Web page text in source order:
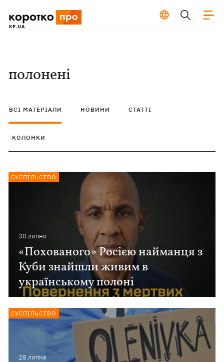
полонені
ВСІ МАТЕРІАЛИ НОВИНИ СТАТТІ
КОЛОНКИ
30 липня
«Похованого» Росією найманця з
Куби знайшли живим в
українському полоні
СУСПІЛЬСТВО
28 липня
СУСПІЛЬСТВО